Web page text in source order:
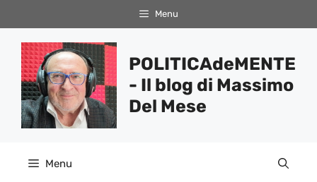
al
contenuto
Menu
POLITICAdeMENTE
- Il blog di Massimo
Del Mese
Menu